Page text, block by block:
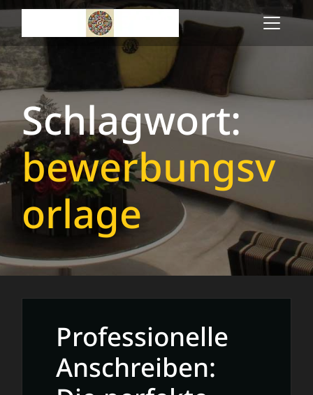
Skip
to
content
Schlagwort:
bewerbungsv
orlage
Professionelle
Anschreiben: